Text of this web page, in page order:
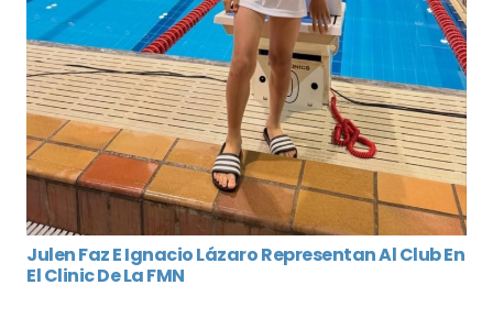
Julen Faz E Ignacio Lázaro Representan Al Club En
El Clinic De La FMN